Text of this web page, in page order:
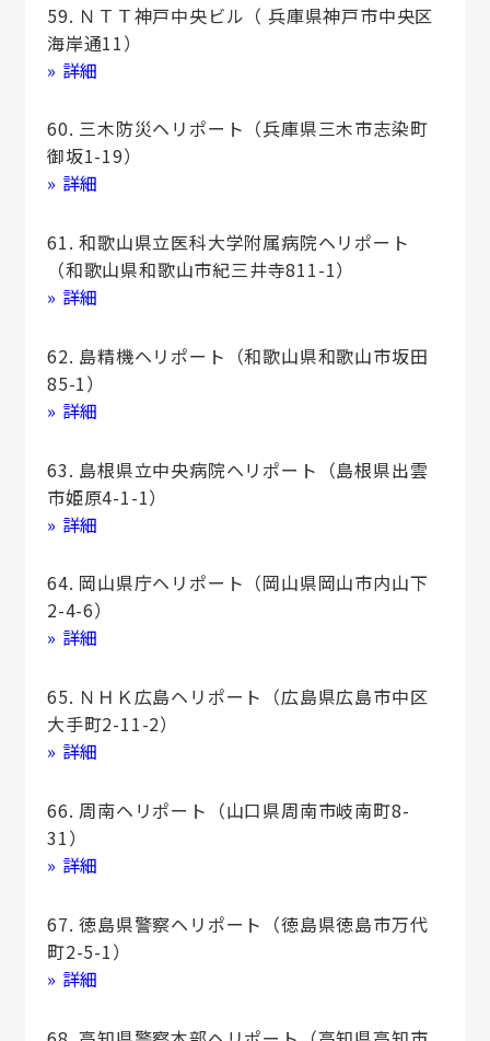
59. ＮＴＴ神戸中央ビル（ 兵庫県神戸市中央区
海岸通11）
» 詳細
60. 三木防災ヘリポート（兵庫県三木市志染町
御坂1-19）
» 詳細
61. 和歌山県立医科大学附属病院ヘリポート
（和歌山県和歌山市紀三井寺811-1）
» 詳細
62. 島精機ヘリポート（和歌山県和歌山市坂田
85-1）
» 詳細
63. 島根県立中央病院ヘリポート（島根県出雲
市姫原4-1-1）
» 詳細
64. 岡山県庁ヘリポート（岡山県岡山市内山下
2-4-6）
» 詳細
65. ＮＨＫ広島ヘリポート（広島県広島市中区
大手町2-11-2）
» 詳細
66. 周南ヘリポート（山口県周南市岐南町8-
31）
» 詳細
67. 徳島県警察ヘリポート（徳島県徳島市万代
町2-5-1）
» 詳細